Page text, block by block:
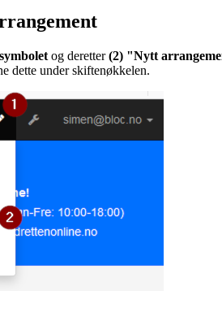
og deretter(2) "Nytt
dette under skiftenøkkelen.